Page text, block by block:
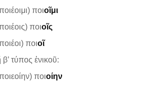
ποιοῖμι
ποιοῖς
ποιοῖ
β’ τύπος ἐνικοῦ:
ποιοίην